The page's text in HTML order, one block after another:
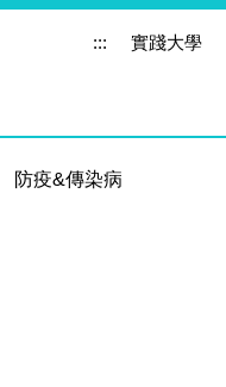
防疫&傳染病
::: 實踐大學